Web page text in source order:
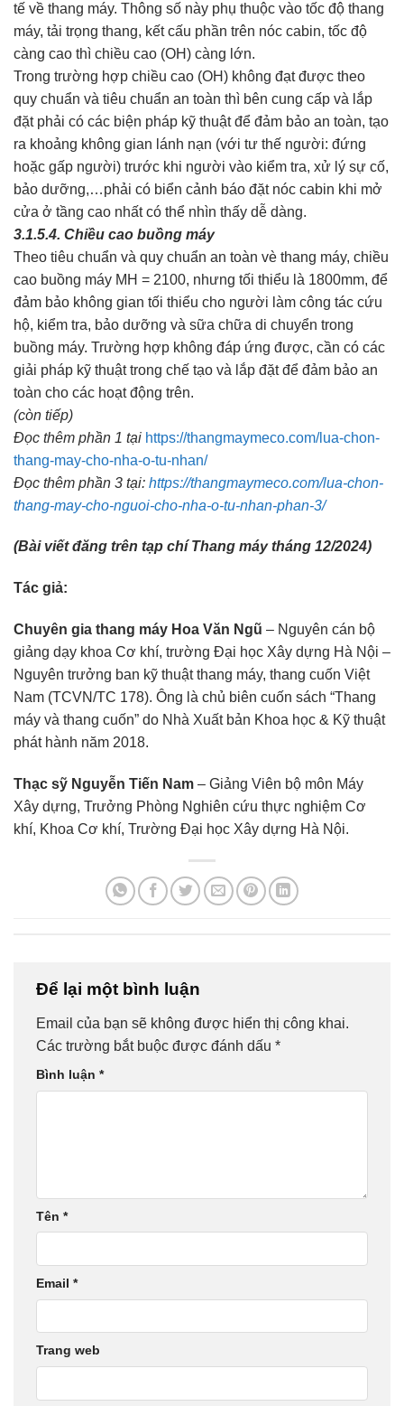
tế về thang máy. Thông số này phụ thuộc vào tốc độ thang
máy, tải trọng thang, kết cấu phần trên nóc cabin, tốc độ
càng cao thì chiều cao (OH) càng lớn.
Trong trường hợp chiều cao (OH) không đạt được theo
quy chuẩn và tiêu chuẩn an toàn thì bên cung cấp và lắp
đặt phải có các biện pháp kỹ thuật để đảm bảo an toàn, tạo
ra khoảng không gian lánh nạn (với tư thế người: đứng
hoặc gấp người) trước khi người vào kiểm tra, xử lý sự cố,
bảo dưỡng,…phải có biển cảnh báo đặt nóc cabin khi mở
cửa ở tầng cao nhất có thể nhìn thấy dễ dàng.
3.1.5.4. Chiều cao buồng máy
Theo tiêu chuẩn và quy chuẩn an toàn vè thang máy, chiều
cao buồng máy MH = 2100, nhưng tối thiểu là 1800mm, để
đảm bảo không gian tối thiểu cho người làm công tác cứu
hộ, kiểm tra, bảo dưỡng và sữa chữa di chuyển trong
buồng máy. Trường hợp không đáp ứng được, cần có các
giải pháp kỹ thuật trong chế tạo và lắp đặt để đảm bảo an
toàn cho các hoạt động trên.
(còn tiếp)
Đọc thêm phần 1 tại https://thangmaymeco.com/lua-chon-
thang-may-cho-nha-o-tu-nhan/
Đọc thêm phần 3 tại: https://thangmaymeco.com/lua-chon-
thang-may-cho-nguoi-cho-nha-o-tu-nhan-phan-3/
(Bài viết đăng trên tạp chí Thang máy tháng 12/2024)
Tác giả:
Chuyên gia thang máy Hoa Văn Ngũ – Nguyên cán bộ
giảng dạy khoa Cơ khí, trường Đại học Xây dựng Hà Nội –
Nguyên trưởng ban kỹ thuật thang máy, thang cuốn Việt
Nam (TCVN/TC 178). Ông là chủ biên cuốn sách “Thang
máy và thang cuốn” do Nhà Xuất bản Khoa học & Kỹ thuật
phát hành năm 2018.
Thạc sỹ Nguyễn Tiến Nam – Giảng Viên bộ môn Máy
Xây dựng, Trưởng Phòng Nghiên cứu thực nghiệm Cơ
khí, Khoa Cơ khí, Trường Đại học Xây dựng Hà Nội.
Để lại một bình luận
Email của bạn sẽ không được hiển thị công khai.
Các trường bắt buộc được đánh dấu *
Bình luận *
Tên *
Email *
Trang web